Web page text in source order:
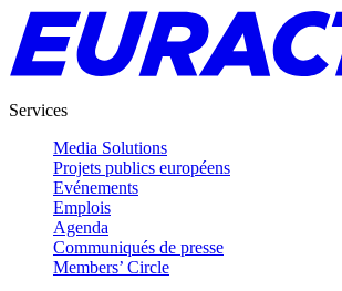
Services
Media Solutions
Projets publics européens
Evénements
Emplois
Agenda
Communiqués de presse
Members’ Circle